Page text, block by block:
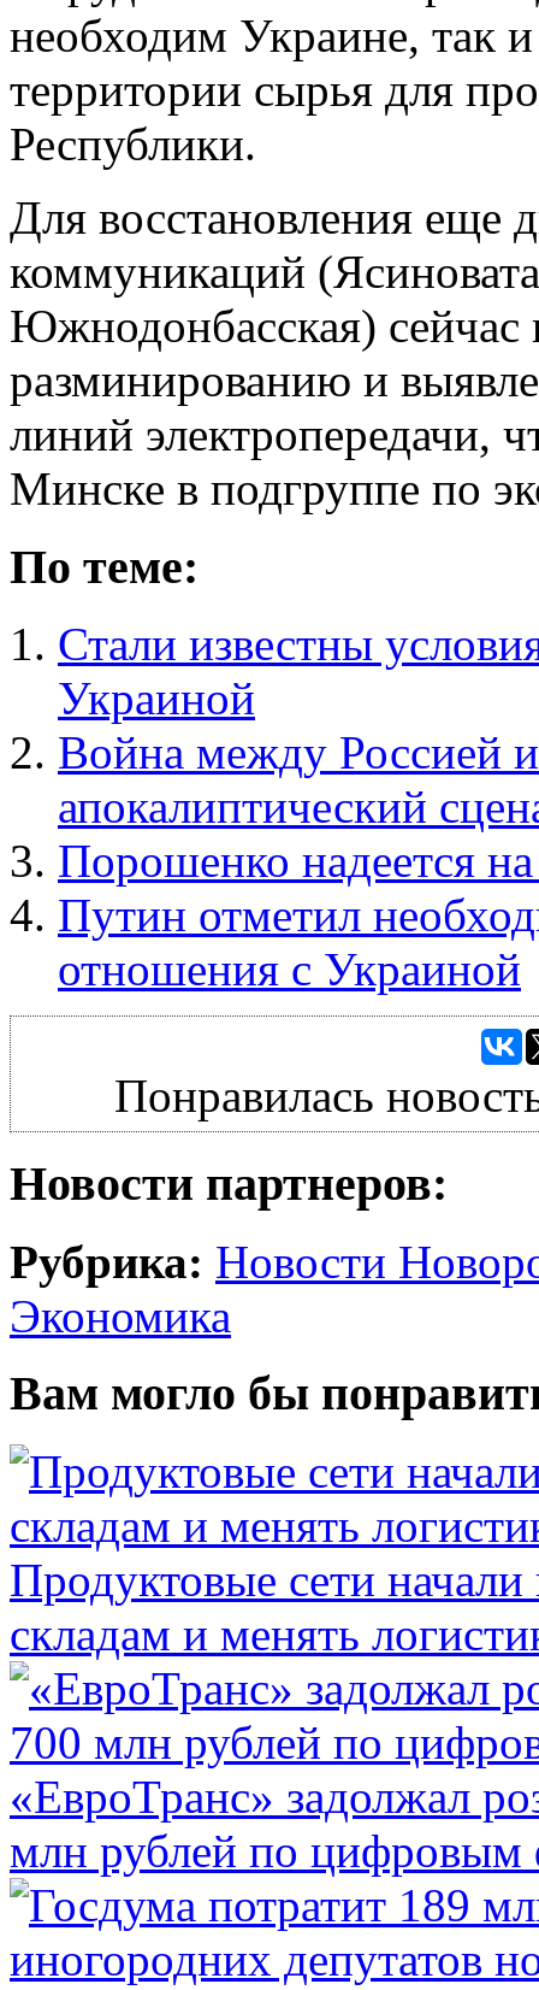
необходим Украине, так
территории сырья для
Республики.
Для восстановления еще
коммуникаций
Южнодонбасская) сейчас
разминированию и
линий электропередачи,
Минске в подгруппе по
По теме:
Стали известны
Украиной
Война между Россией
апокалиптический
Порошенко надеется
Путин отметил
отношения с Украиной
Понравилась
Новости партнеров:
Рубрика: Новости
Экономика
Вам могло бы
Продуктовые сети начали
складам и менять
«ЕвроТранс» задолжал
млн рублей по цифровым